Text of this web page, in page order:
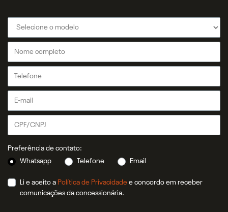
Preferência de contato:
Whatsapp
Telefone Email
Li e aceito a Política de Privacidade e concordo em receber
comunicações da concessionária.